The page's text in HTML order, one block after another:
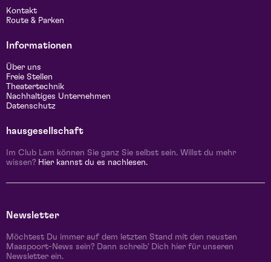
Kontakt
Route & Parken
Informationen
Über uns
Freie Stellen
Theatertechnik
Nachhaltiges Unternehmen
Datenschutz
hausgesellschaft
Im Club Lam können Sie ganz Sie selbst sein. Willst du mehr
wissen? Hier kannst du es nachlesen.
Newsletter
Möchtest Du immer auf dem letzten Stand mit den neusten
Maaspoort-News sein? Dann schreib' Dich hier für unseren
Newsletter ein.